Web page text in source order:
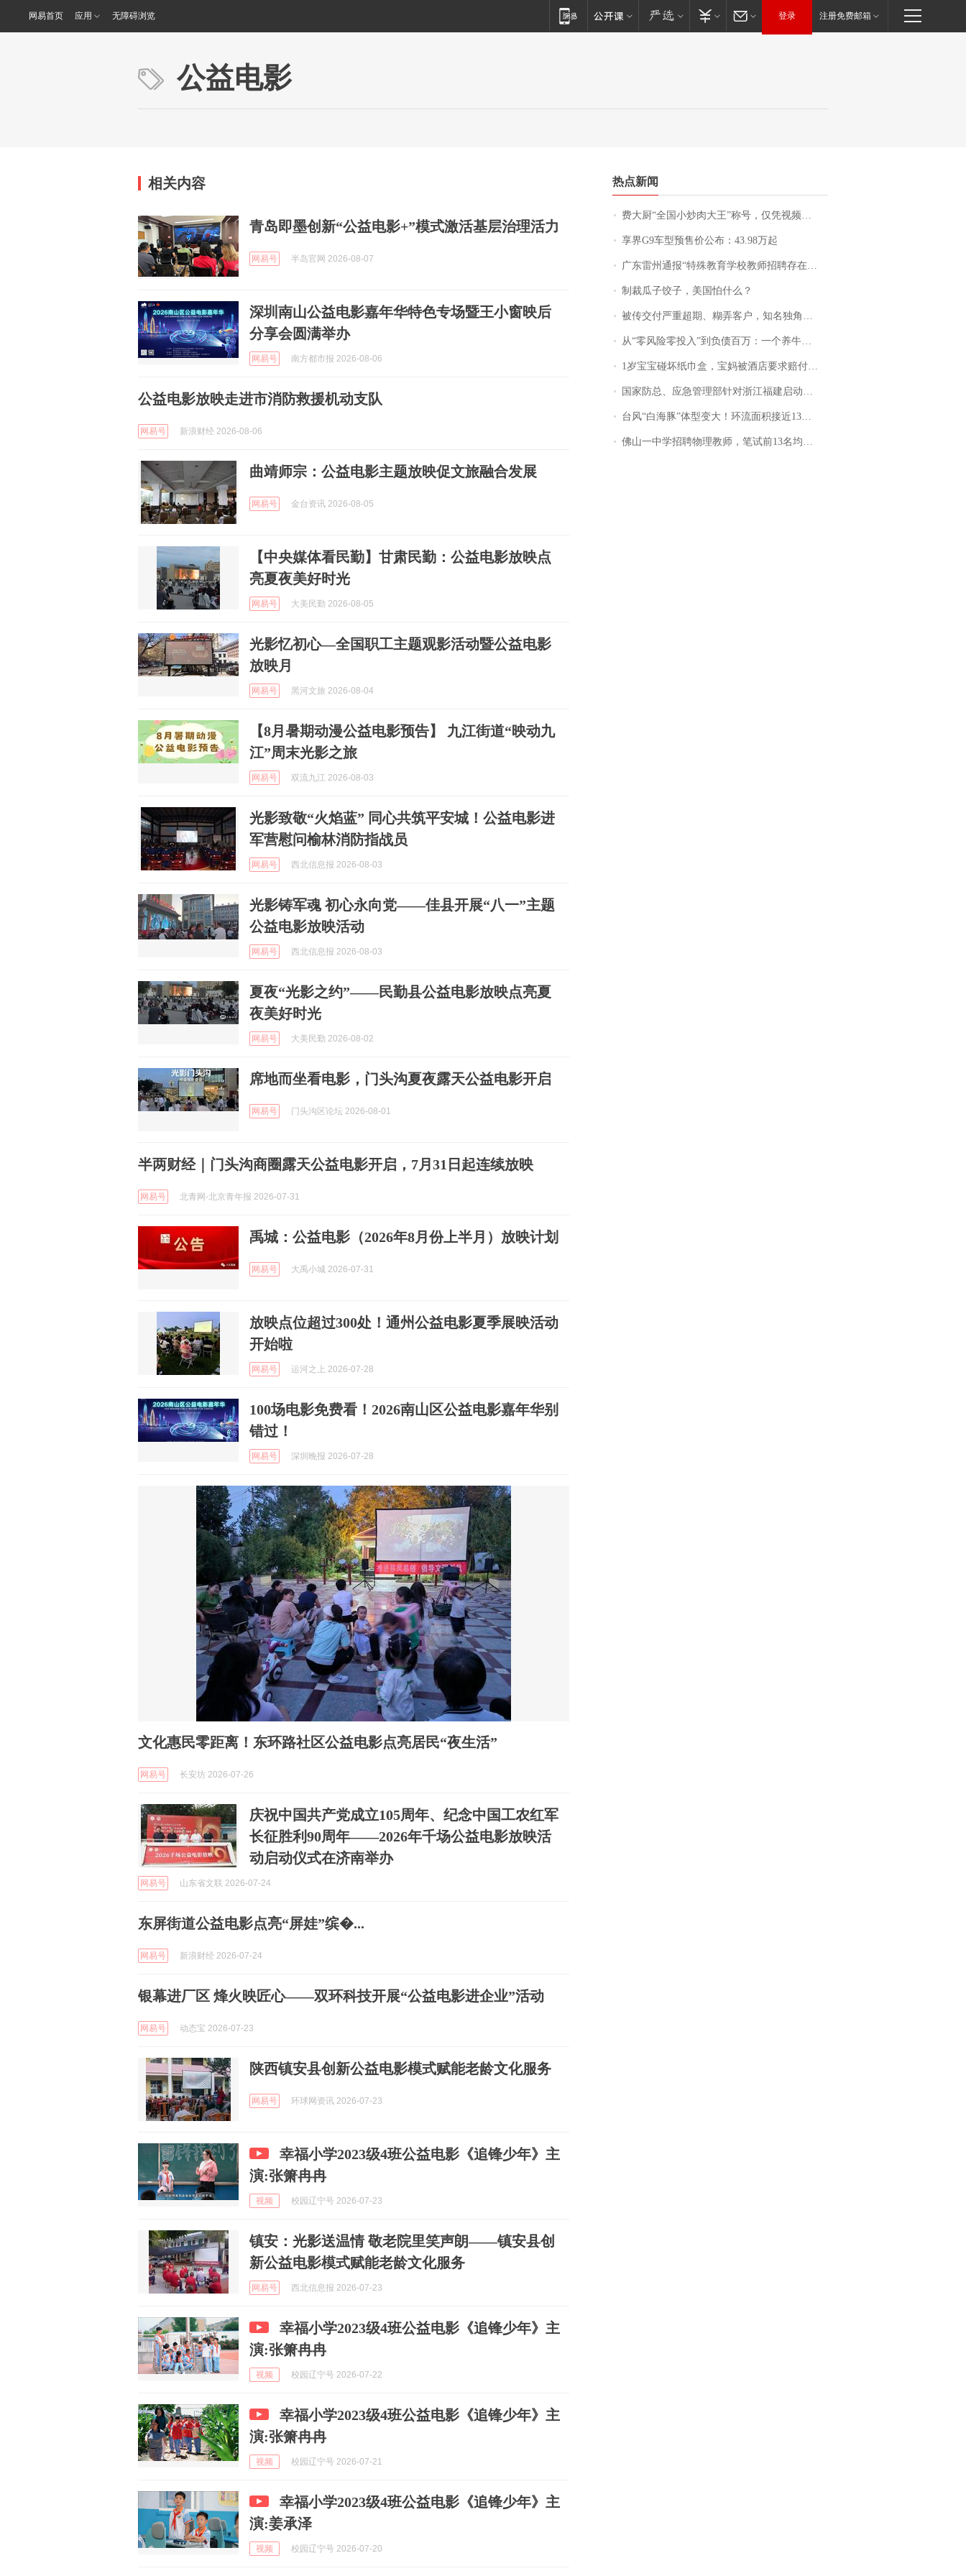
网易首页 应用 无障碍浏览 登录 注册免费邮箱
公益电影
相关内容
青岛即墨创新“公益电影+”模式激活基层治理活力
网易号 半岛官网 2026-08-07
深圳南山公益电影嘉年华特色专场暨王小窗映后
分享会圆满举办
网易号 南方都市报 2026-08-06
公益电影放映走进市消防救援机动支队
网易号 新浪财经 2026-08-06
曲靖师宗：公益电影主题放映促文旅融合发展
网易号 金台资讯 2026-08-05
【中央媒体看民勤】甘肃民勤：公益电影放映点
亮夏夜美好时光
网易号 大美民勤 2026-08-05
光影忆初心—全国职工主题观影活动暨公益电影
放映月
网易号 黑河文旅 2026-08-04
【8月暑期动漫公益电影预告】 九江街道“映动九
江”周末光影之旅
网易号 双流九江 2026-08-03
光影致敬“火焰蓝” 同心共筑平安城！公益电影进
军营慰问榆林消防指战员
网易号 西北信息报 2026-08-03
光影铸军魂 初心永向党——佳县开展“八一”主题
公益电影放映活动
网易号 西北信息报 2026-08-03
夏夜“光影之约”——民勤县公益电影放映点亮夏
夜美好时光
网易号 大美民勤 2026-08-02
席地而坐看电影，门头沟夏夜露天公益电影开启
网易号 门头沟区论坛 2026-08-01
半两财经｜门头沟商圈露天公益电影开启，7月31日起连续放映
网易号 北青网-北京青年报 2026-07-31
禹城：公益电影（2026年8月份上半月）放映计划
网易号 大禹小城 2026-07-31
放映点位超过300处！通州公益电影夏季展映活动
开始啦
网易号 运河之上 2026-07-28
100场电影免费看！2026南山区公益电影嘉年华别
错过！
网易号 深圳晚报 2026-07-28
文化惠民零距离！东环路社区公益电影点亮居民“夜生活”
网易号 长安坊 2026-07-26
庆祝中国共产党成立105周年、纪念中国工农红军
长征胜利90周年——2026年千场公益电影放映活
动启动仪式在济南举办
网易号 山东省文联 2026-07-24
东屏街道公益电影点亮“屏娃”缤�...
网易号 新浪财经 2026-07-24
银幕进厂区 烽火映匠心——双环科技开展“公益电影进企业”活动
网易号 动态宝 2026-07-23
陕西镇安县创新公益电影模式赋能老龄文化服务
网易号 环球网资讯 2026-07-23
幸福小学2023级4班公益电影《追锋少年》主
演:张箫冉冉
视频 校园辽宁号 2026-07-23
镇安：光影送温情 敬老院里笑声朗——镇安县创
新公益电影模式赋能老龄文化服务
网易号 西北信息报 2026-07-23
幸福小学2023级4班公益电影《追锋少年》主
演:张箫冉冉
视频 校园辽宁号 2026-07-22
幸福小学2023级4班公益电影《追锋少年》主
演:张箫冉冉
视频 校园辽宁号 2026-07-21
幸福小学2023级4班公益电影《追锋少年》主
演:姜承泽
视频 校园辽宁号 2026-07-20
热点新闻
费大厨“全国小炒肉大王”称号，仅凭视频评出？中国烹饪协会回应
享界G9车型预售价公布：43.98万起
广东雷州通报“特殊教育学校教师招聘存在违规行为”：已启动问责程序 副校长被停职
制裁瓜子饺子，美国怕什么？
被传交付严重超期、糊弄客户，知名独角兽车企创始人回应：都没证据，将依法采取措施，“本人长期与美国交管局保持沟通，对方表示肯定”
从“零风险零投入”到负债百万：一个养牛项目崩盘后，谁该为农户的贷款买单丨红星调查
1岁宝宝碰坏纸巾盒，宝妈被酒店要求赔付924元！三亚一酒店回复：骨瓷定制！网友一查价格，吵翻了
国家防总、应急管理部针对浙江福建启动防汛防台风四级应急响应
台风“白海豚”体型变大！环流面积接近13个浙江那么大
佛山一中学招聘物理教师，笔试前13名均遭淘汰？教育局：已叫停招聘，成立调查组全面核查